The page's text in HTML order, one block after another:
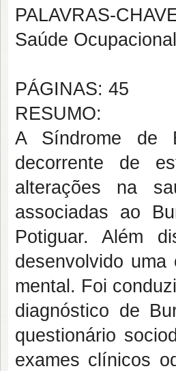
PALAVRAS-
Saúde
PÁGINAS: 45
RESUMO:
A Síndrome de
decorrente de
alterações na
associadas ao
Potiguar. Além
desenvolvido
mental. Foi
diagnóstico de
questionário
exames clínicos